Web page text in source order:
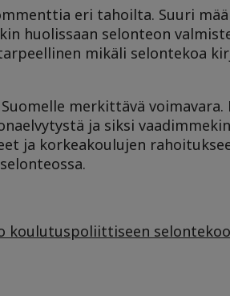
eri tahoilta. Suuri
huolissaan selonteon
mikäli selontekoa
merkittävä voimavara.
ja siksi
ja korkeakoulujen